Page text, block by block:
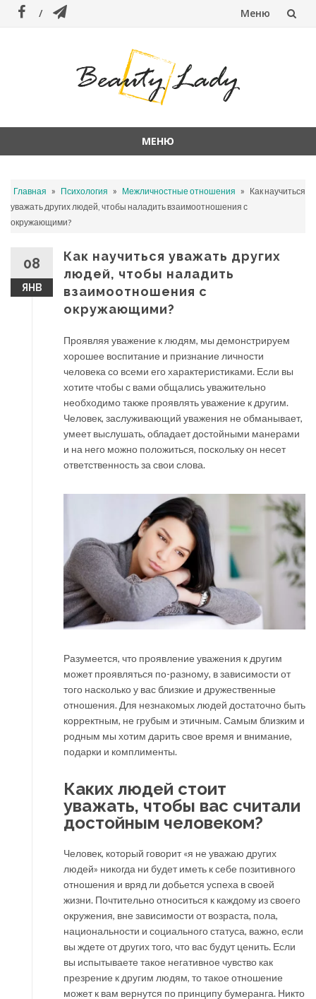
Меню
МЕНЮ
содержанию
Главная » Психология » Межличностные отношения » Как научиться
уважать других людей, чтобы наладить взаимоотношения с
окружающими?
08
ЯНВ
Как научиться уважать других
людей, чтобы наладить
взаимоотношения с
окружающими?
Проявляя уважение к людям, мы демонстрируем
хорошее воспитание и признание личности
человека со всеми его характеристиками. Если вы
хотите чтобы с вами общались уважительно
необходимо также проявлять уважение к другим.
Человек, заслуживающий уважения не обманывает,
умеет выслушать, обладает достойными манерами
и на него можно положиться, поскольку он несет
ответственность за свои слова.
Разумеется, что проявление уважения к другим
может проявляться по-разному, в зависимости от
того насколько у вас близкие и дружественные
отношения. Для незнакомых людей достаточно быть
корректным, не грубым и этичным. Самым близким и
родным мы хотим дарить свое время и внимание,
подарки и комплименты.
Каких людей стоит
уважать, чтобы вас считали
достойным человеком?
Человек, который говорит «я не уважаю других
людей» никогда ни будет иметь к себе позитивного
отношения и вряд ли добьется успеха в своей
жизни. Почтительно относиться к каждому из своего
окружения, вне зависимости от возраста, пола,
национальности и социального статуса, важно, если
вы ждете от других того, что вас будут ценить. Если
вы испытываете такое негативное чувство как
презрение к другим людям, то такое отношение
может к вам вернутся по принципу бумеранга. Никто